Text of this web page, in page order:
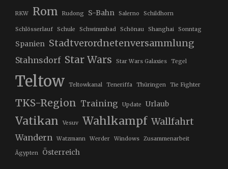
RKW Rom Rudong S-Bahn Salerno Schildhorn
Schlösserlauf Schule Schwimmbad Schönau Shanghai Sonntag
Spanien Stadtverordnetenversammlung
Stahnsdorf Star Wars Star Wars Galaxies Tegel
Teltow Teltowkanal Teneriffa Thüringen Tie Fighter
TKS-Region Training Update Urlaub
Vatikan Vesuv Wahlkampf Wallfahrt
Wandern Watzmann Werder Windows Zusammenarbeit
Ägypten Österreich